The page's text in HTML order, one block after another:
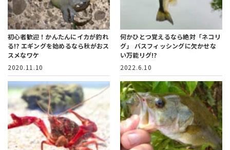
初心者歓迎！かんたんにイカが釣れ
る!? エギングを始めるなら秋がおス
スメなワケ
2020.11.10
何かひとつ覚えるなら絶対「ネコリ
グ」 バスフィッシングに欠かせな
い万能リグ!?
2022.6.10